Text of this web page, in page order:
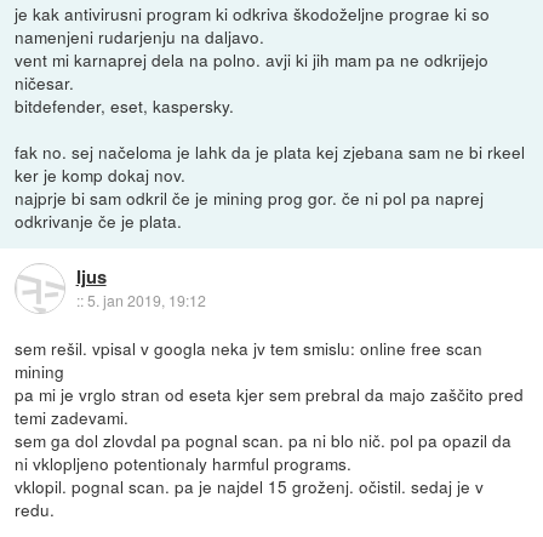
je kak antivirusni program ki odkriva škodoželjne prograe ki so
namenjeni rudarjenju na daljavo.
vent mi karnaprej dela na polno. avji ki jih mam pa ne odkrijejo
ničesar.
bitdefender, eset, kaspersky.
fak no. sej načeloma je lahk da je plata kej zjebana sam ne bi rkeel
ker je komp dokaj nov.
najprje bi sam odkril če je mining prog gor. če ni pol pa naprej
odkrivanje če je plata.
Ijus
::5. jan 2019, 19:12
sem rešil. vpisal v googla neka jv tem smislu: online free scan
mining
pa mi je vrglo stran od eseta kjer sem prebral da majo zaščito pred
temi zadevami.
sem ga dol zlovdal pa pognal scan. pa ni blo nič. pol pa opazil da
ni vklopljeno potentionaly harmful programs.
vklopil. pognal scan. pa je najdel 15 groženj. očistil. sedaj je v
redu.